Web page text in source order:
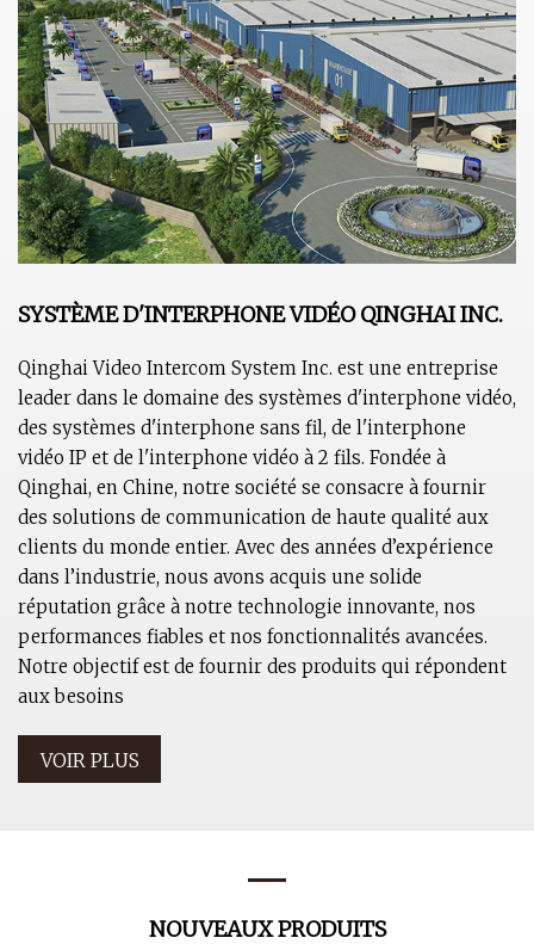
SYSTÈME D'INTERPHONE VIDÉO QINGHAI INC.
Qinghai Video Intercom System Inc. est une entreprise
leader dans le domaine des systèmes d'interphone vidéo,
des systèmes d'interphone sans fil, de l'interphone
vidéo IP et de l'interphone vidéo à 2 fils. Fondée à
Qinghai, en Chine, notre société se consacre à fournir
des solutions de communication de haute qualité aux
clients du monde entier. Avec des années d’expérience
dans l’industrie, nous avons acquis une solide
réputation grâce à notre technologie innovante, nos
performances fiables et nos fonctionnalités avancées.
Notre objectif est de fournir des produits qui répondent
aux besoins
VOIR PLUS
NOUVEAUX PRODUITS